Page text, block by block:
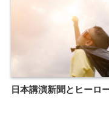
日本講演新聞とヒーロ